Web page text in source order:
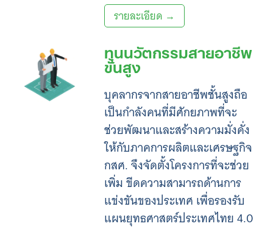
รายละเอียด →
ทุนนวัตกรรมสายอาชีพ
ขั้นสูง
บุคลากรจากสายอาชีพชั้นสูงถือ
เป็นกำลังคนที่มีศักยภาพที่จะ
ช่วยพัฒนาและสร้างความมั่งคั่ง
ให้กับภาคการผลิตและเศรษฐกิจ
กสศ. จึงจัดตั้งโครงการที่จะช่วย
เพิ่ม ขีดความสามารถด้านการ
แข่งขันของประเทศ เพื่อรองรับ
แผนยุทธศาสตร์ประเทศไทย 4.0